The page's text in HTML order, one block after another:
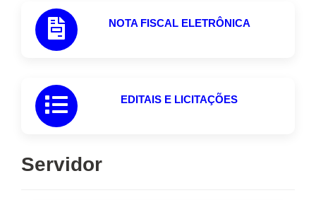
NOTA FISCAL ELETRÔNICA
EDITAIS E LICITAÇÕES
Servidor